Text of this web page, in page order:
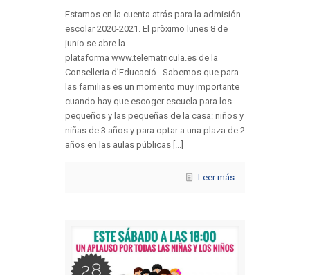
Estamos en la cuenta atrás para la admisión
escolar 2020-2021. El pròximo lunes 8 de
junio se abre la
plataforma www.telematricula.es de la
Conselleria d’Educació. Sabemos que para
las familias es un momento muy importante
cuando hay que escoger escuela para los
pequeños y las pequeñas de la casa: niños y
niñas de 3 años y para optar a una plaza de 2
años en las aulas públicas [...]
Leer más